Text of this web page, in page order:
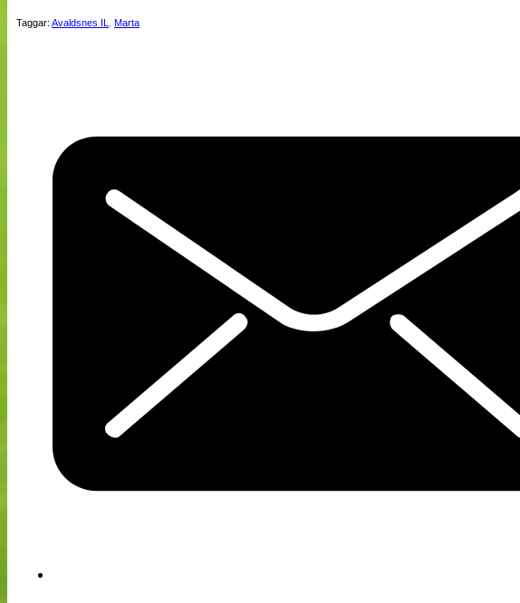
Medlemsbilder
Taggar: Avaldsnes IL Marta